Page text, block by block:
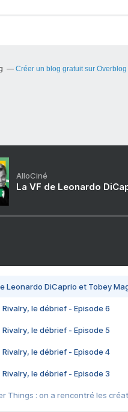
Créer un blog gratuit sur Overblog
AlloCiné
La VF de Leonardo
Leonardo DiCaprio et Tobey
le débrief - Episode 6
le débrief - Episode 5
le débrief - Episode 4
le débrief - Episode 3
Things : on a rencontré les